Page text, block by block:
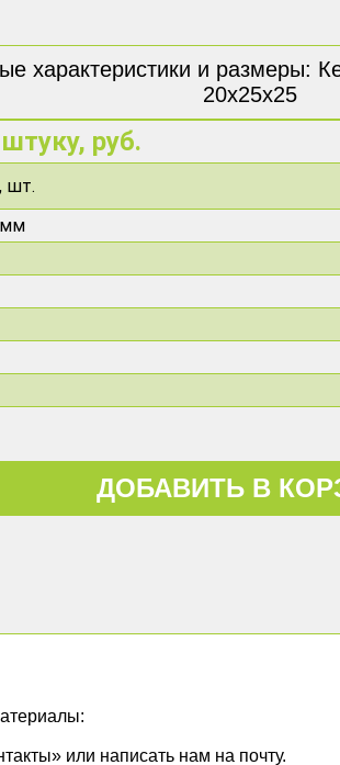
характеристики и размеры:
20х25х25
руб.
шт.
ДОБАВИТЬ В
или написать нам на почту.